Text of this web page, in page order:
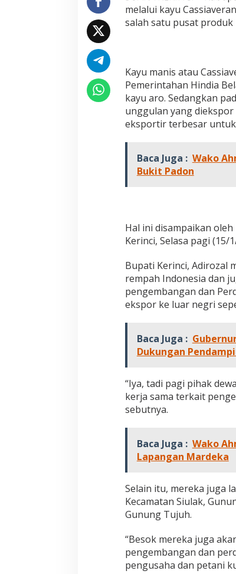
a
n
n
c
i
,
D
a
n
h
A
a
n
B
u
a
a
y
u
n
i
r
i
n
i
M
e
u
n
i
a
melalui kayu
salah satu pusat
Kayu manis atau
Pemerintahan Hindia
kayu aro. Sedangkan
unggulan yang diekspor
eksportir terbesar untuk
Baca Juga : Wako
Bukit Padon
Hal ini disampaikan
Kerinci, Selasa pagi (15/
Bupati Kerinci, Adirozal
rempah Indonesia dan
pengembangan dan
ekspor ke luar negri
Baca Juga :
Dukungan
“Iya, tadi pagi pihak
kerja sama terkait
sebutnya.
Baca Juga : Wako
Lapangan Mardeka
Selain itu, mereka juga
Kecamatan Siulak,
Gunung Tujuh.
“Besok mereka juga
pengembangan dan
pengusaha dan petani